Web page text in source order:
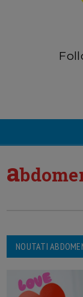
a
NOUTATI